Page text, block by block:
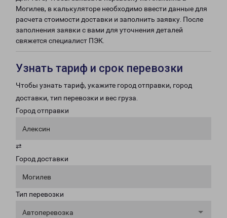
Могилев, в калькуляторе необходимо ввести данные для
расчета стоимости доставки и заполнить заявку. После
заполнения заявки с вами для уточнения деталей
свяжется специалист ПЭК.
Узнать тариф и срок перевозки
Чтобы узнать тариф, укажите город отправки, город
доставки, тип перевозки и вес груза.
Город отправки
Алексин
⇄
Город доставки
Могилев
Тип перевозки
Автоперевозка